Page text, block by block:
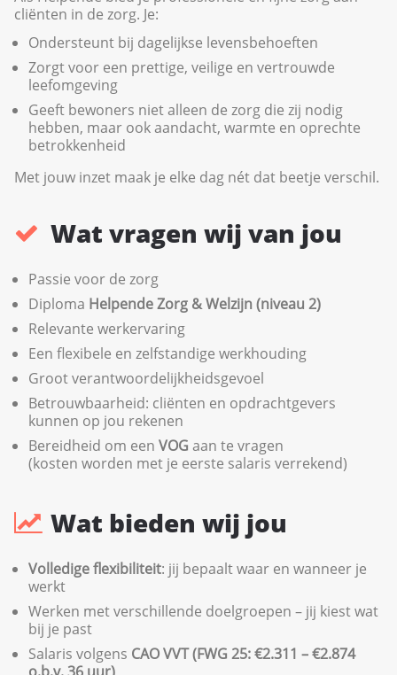
cliënten in de zorg. Je:
Ondersteunt bij dagelijkse levensbehoeften
Zorgt voor een prettige, veilige en vertrouwde
leefomgeving
Geeft bewoners niet alleen de zorg die zij nodig
hebben, maar ook aandacht, warmte en oprechte
betrokkenheid
Met jouw inzet maak je elke dag nét dat beetje verschil.
Wat vragen wij van jou
Passie voor de zorg
Diploma Helpende Zorg & Welzijn (niveau 2)
Relevante werkervaring
Een flexibele en zelfstandige werkhouding
Groot verantwoordelijkheidsgevoel
Betrouwbaarheid: cliënten en opdrachtgevers
kunnen op jou rekenen
Bereidheid om een VOG aan te vragen
(kosten worden met je eerste salaris verrekend)
Wat bieden wij jou
Volledige flexibiliteit: jij bepaalt waar en wanneer je
werkt
Werken met verschillende doelgroepen – jij kiest wat
bij je past
Salaris volgens CAO VVT (FWG 25: €2.311 – €2.874